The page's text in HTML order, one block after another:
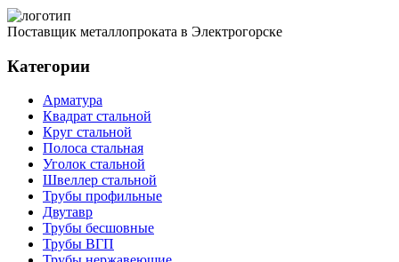
Поставщик металлопроката в Электрогорске
Категории
Арматура
Квадрат стальной
Круг стальной
Полоса стальная
Уголок стальной
Швеллер стальной
Трубы профильные
Двутавр
Трубы бесшовные
Трубы ВГП